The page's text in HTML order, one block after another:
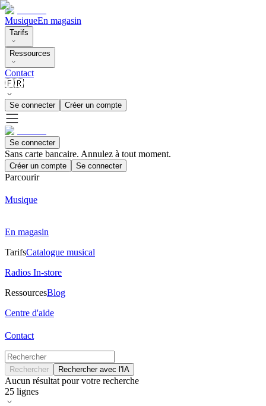
MusiqueEn magasin
Tarifs
Ressources
Contact
🇫🇷
Se connecter Créer un compte
Se connecter
Sans carte bancaire. Annulez à tout moment.
Créer un compte Se connecter
Parcourir
Musique
En magasin
TarifsCatalogue musical
Radios In-store
RessourcesBlog
Centre d'aide
Contact
Rechercher Rechercher avec l'IA
Aucun résultat pour votre recherche
25 lignes